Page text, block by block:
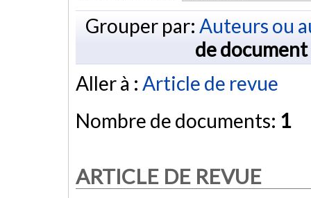
Grouper par: Auteurs ou
de document
Aller à : Article de revue
Nombre de documents: 1
ARTICLE DE REVUE